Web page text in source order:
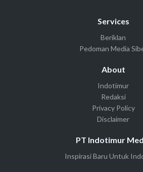
Services
Beriklan
Pedoman Media
About
Indotimur
Redaksi
Privacy Policy
Disclaimer
PT Indotimur
Inspirasi Baru Untuk